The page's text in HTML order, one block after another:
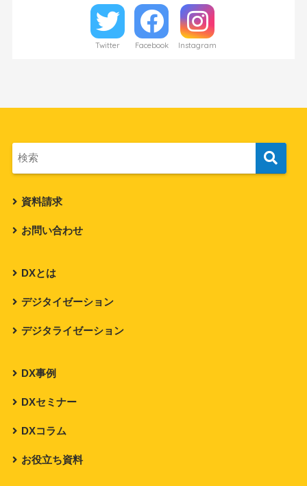
Twitter Facebook Instagram
資料請求
お問い合わせ
DXとは
デジタイゼーション
デジタライゼーション
DX事例
DXセミナー
DXコラム
お役立ち資料